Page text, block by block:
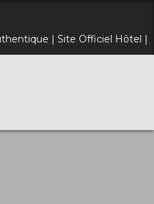
| Site Officiel Hôtel |